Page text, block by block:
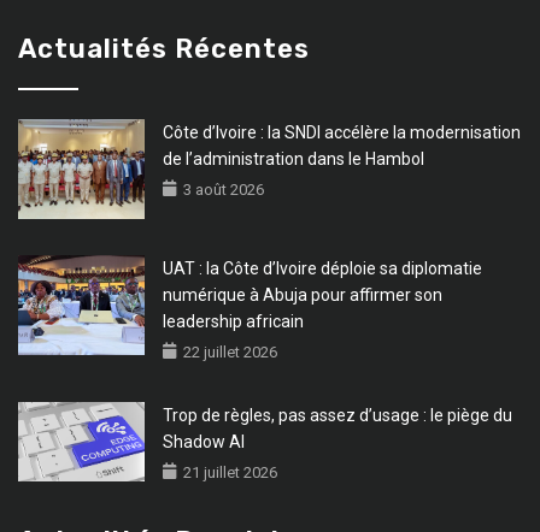
Actualités Récentes
Côte d’Ivoire : la SNDI accélère la modernisation
de l’administration dans le Hambol
3 août 2026
UAT : la Côte d’Ivoire déploie sa diplomatie
numérique à Abuja pour affirmer son
leadership africain
22 juillet 2026
Trop de règles, pas assez d’usage : le piège du
Shadow AI
21 juillet 2026